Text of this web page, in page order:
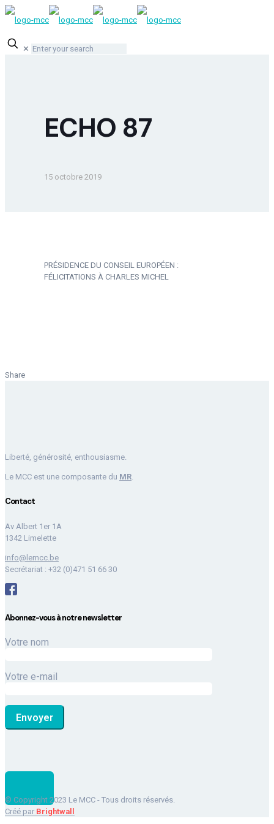
✕
ECHO 87
15 octobre 2019
PRÉSIDENCE DU CONSEIL EUROPÉEN :
FÉLICITATIONS À CHARLES MICHEL
Share
Liberté, générosité, enthousiasme.
Le MCC est une composante du MR
Contact
Av Albert 1er 1A
1342 Limelette
info@lemcc.be
Secrétariat : +32 (0)471 51 66 30
Abonnez-vous à notre newsletter
Votre nom
Votre e-mail
© Copyright 2023 Le MCC - Tous droits réservés.
Créé par Brightwall